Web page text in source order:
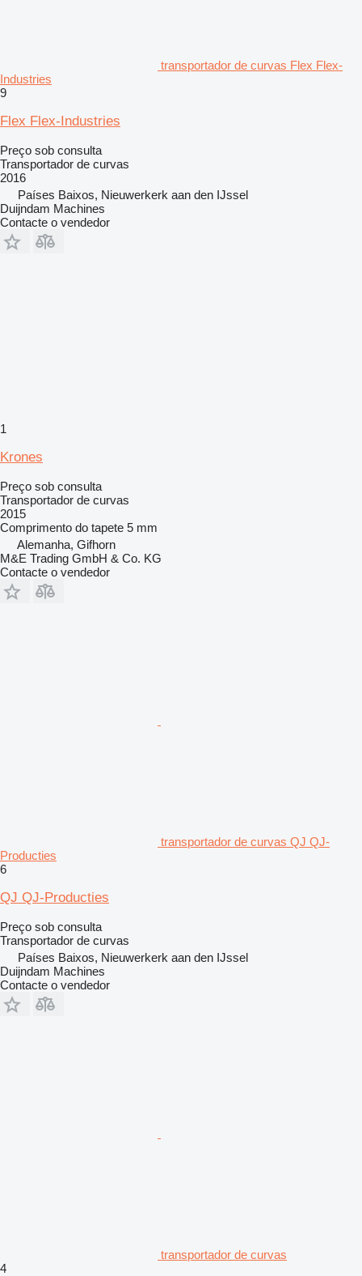
transportador de curvas Flex Flex-
Industries
9
Flex Flex-Industries
Preço sob consulta
Transportador de curvas
2016
Países Baixos, Nieuwerkerk aan den IJssel
Duijndam Machines
Contacte o vendedor
1
Krones
Preço sob consulta
Transportador de curvas
2015
Comprimento do tapete 5 mm
Alemanha, Gifhorn
M&E Trading GmbH & Co. KG
Contacte o vendedor
transportador de curvas QJ QJ-
Producties
6
QJ QJ-Producties
Preço sob consulta
Transportador de curvas
Países Baixos, Nieuwerkerk aan den IJssel
Duijndam Machines
Contacte o vendedor
transportador de curvas
4